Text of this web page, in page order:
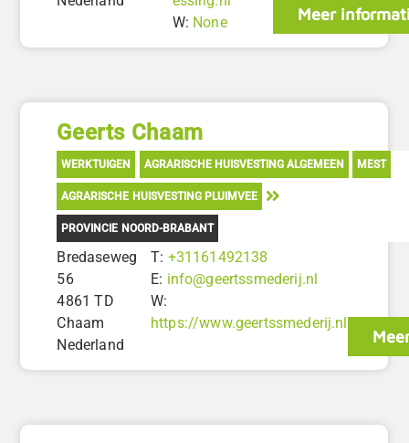
W: None Meer
Geerts Chaam
WERKTUIGEN AGRARISCHE HUISVESTING ALGEMEEN MEST
AGRARISCHE HUISVESTING PLUIMVEE
PROVINCIE NOORD-BRABANT
Bredaseweg
56
4861 TD
Chaam
Nederland
T: +31161492138
E: info@geertssmederij.nl
W:
https://www.geertssmederij.nl